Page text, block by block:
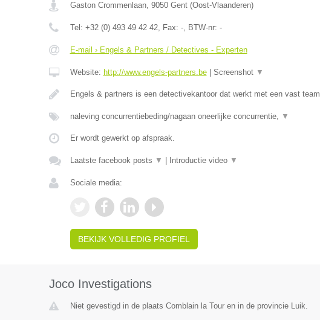
Gaston Crommenlaan, 9050 Gent(Oost-Vlaanderen)
Tel: +32 (0) 493 49 42 42, Fax: -, BTW-nr: -
E-mail › Engels & Partners / Detectives - Experten
Website: http://www.engels-partners.be| Screenshot ▼
Engels & partners is een detectivekantoor dat werkt met een vast team
naleving concurrentiebeding/nagaan oneerlijke concurrentie, ▼
Er wordt gewerkt op afspraak.
Laatste facebook posts ▼ Introductie video ▼
Sociale media:
BEKIJK VOLLEDIG PROFIEL
Joco Investigations
Niet gevestigd in de plaats Comblain la Tour en in de provincie Luik.